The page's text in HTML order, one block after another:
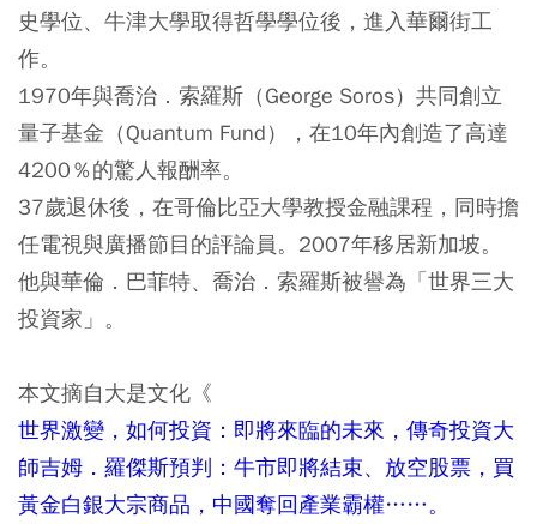
史學位、牛津大學取得哲學學位後，進入華爾街工
作。
1970年與喬治．索羅斯（George Soros）共同創立
量子基金（Quantum Fund），在10年內創造了高達
4200％的驚人報酬率。
37歲退休後，在哥倫比亞大學教授金融課程，同時擔
任電視與廣播節目的評論員。2007年移居新加坡。
他與華倫．巴菲特、喬治．索羅斯被譽為「世界三大
投資家」。
本文摘自大是文化《
世界激變，如何投資：即將來臨的未來，傳奇投資大
師吉姆．羅傑斯預判：牛市即將結束、放空股票，買
黃金白銀大宗商品，中國奪回產業霸權……。